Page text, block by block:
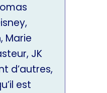
Marie
JK
d’autres,
est